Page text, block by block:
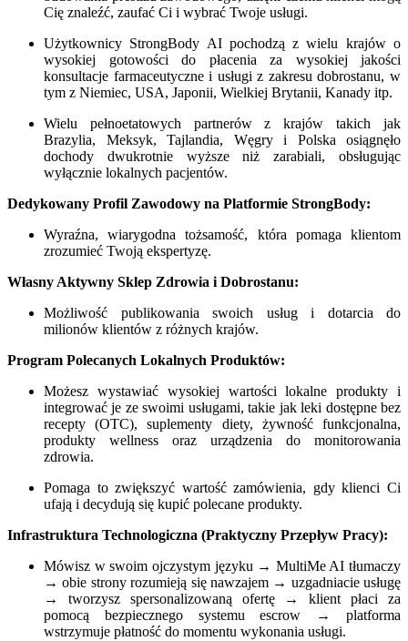
Cię znaleźć, zaufać Ci i wybrać Twoje usługi.
Użytkownicy StrongBody AI pochodzą z wielu krajów o
wysokiej gotowości do płacenia za wysokiej jakości
konsultacje farmaceutyczne i usługi z zakresu dobrostanu, w
tym z Niemiec, USA, Japonii, Wielkiej Brytanii, Kanady itp.
Wielu pełnoetatowych partnerów z krajów takich jak
Brazylia, Meksyk, Tajlandia, Węgry i Polska osiągnęło
dochody dwukrotnie wyższe niż zarabiali, obsługując
wyłącznie lokalnych pacjentów.
Dedykowany Profil Zawodowy na Platformie StrongBody:
Wyraźna, wiarygodna tożsamość, która pomaga klientom
zrozumieć Twoją ekspertyzę.
Własny Aktywny Sklep Zdrowia i Dobrostanu:
Możliwość publikowania swoich usług i dotarcia do
milionów klientów z różnych krajów.
Program Polecanych Lokalnych Produktów:
Możesz wystawiać wysokiej wartości lokalne produkty i
integrować je ze swoimi usługami, takie jak leki dostępne bez
recepty (OTC), suplementy diety, żywność funkcjonalna,
produkty wellness oraz urządzenia do monitorowania
zdrowia.
Pomaga to zwiększyć wartość zamówienia, gdy klienci Ci
ufają i decydują się kupić polecane produkty.
Infrastruktura Technologiczna (Praktyczny Przepływ Pracy):
Mówisz w swoim ojczystym języku → MultiMe AI tłumaczy
→ obie strony rozumieją się nawzajem → uzgadniacie usługę
→ tworzysz spersonalizowaną ofertę → klient płaci za
pomocą bezpiecznego systemu escrow → platforma
wstrzymuje płatność do momentu wykonania usługi.